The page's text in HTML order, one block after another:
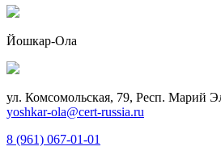
Йошкар-Ола
ул. Комсомольская, 79, Респ. Марий
yoshkar-ola@cert-russia.ru
8 (961) 067-01-01